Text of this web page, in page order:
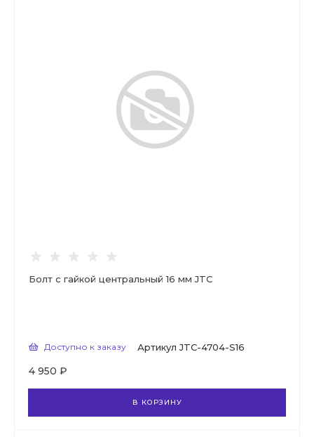
Болт с гайкой центральный 16 мм JTC
Доступно к заказу Артикул JTC-4704-S16
4 950 ₽
В КОРЗИНУ